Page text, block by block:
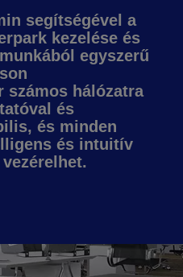
segítségével a
kezelése és
egyszerű
számos hálózatra
és
és minden
és intuitív